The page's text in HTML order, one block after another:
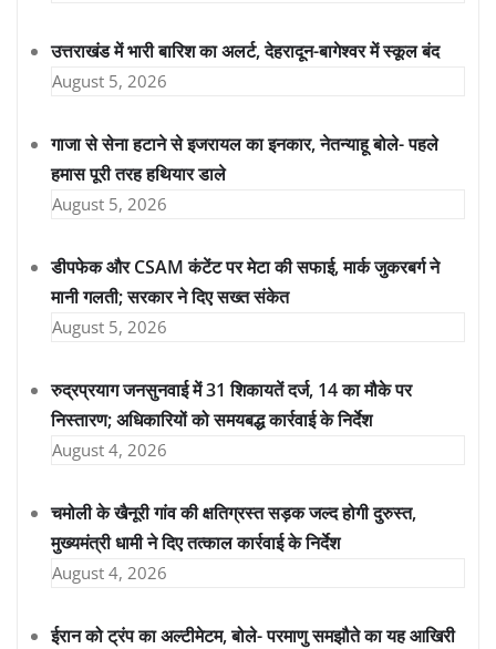
उत्तराखंड में भारी बारिश का अलर्ट, देहरादून-बागेश्वर में स्कूल बंद
August 5, 2026
गाजा से सेना हटाने से इजरायल का इनकार, नेतन्याहू बोले- पहले
हमास पूरी तरह हथियार डाले
August 5, 2026
डीपफेक और CSAM कंटेंट पर मेटा की सफाई, मार्क जुकरबर्ग ने
मानी गलती; सरकार ने दिए सख्त संकेत
August 5, 2026
रुद्रप्रयाग जनसुनवाई में 31 शिकायतें दर्ज, 14 का मौके पर
निस्तारण; अधिकारियों को समयबद्ध कार्रवाई के निर्देश
August 4, 2026
चमोली के खैनूरी गांव की क्षतिग्रस्त सड़क जल्द होगी दुरुस्त,
मुख्यमंत्री धामी ने दिए तत्काल कार्रवाई के निर्देश
August 4, 2026
ईरान को ट्रंप का अल्टीमेटम, बोले- परमाणु समझौते का यह आखिरी